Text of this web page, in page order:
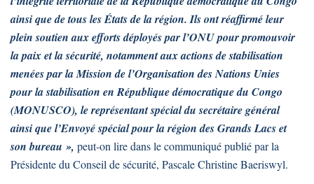
ainsi que de tous les États de la région. Ils ont réaffirmé leur
plein soutien aux efforts déployés par l’ONU pour promouvoir
la paix et la sécurité, notamment aux actions de stabilisation
menées par la Mission de l’Organisation des Nations Unies
pour la stabilisation en République démocratique du Congo
(MONUSCO), le représentant spécial du secrétaire général
ainsi que l’Envoyé spécial pour la région des Grands Lacs et
son bureau », peut-on lire dans le communiqué publié par la
Présidente du Conseil de sécurité, Pascale Christine Baeriswyl.